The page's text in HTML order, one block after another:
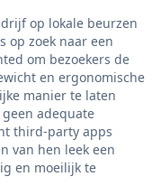
op lokale beurzen
op zoek naar een
om bezoekers de
en ergonomische
manier te laten
adequate
third-party apps
van hen leek een
en moeilijk te